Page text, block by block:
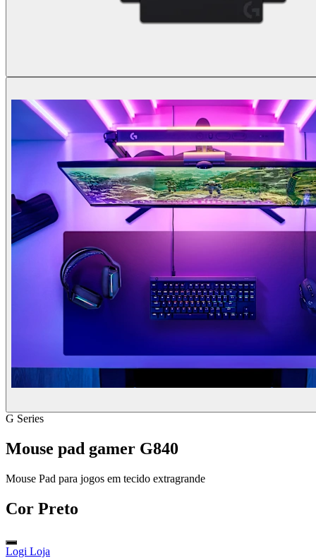
G Series
Mouse pad gamer G840
Mouse Pad para jogos em tecido extragrande
Cor Preto
Logi Loja